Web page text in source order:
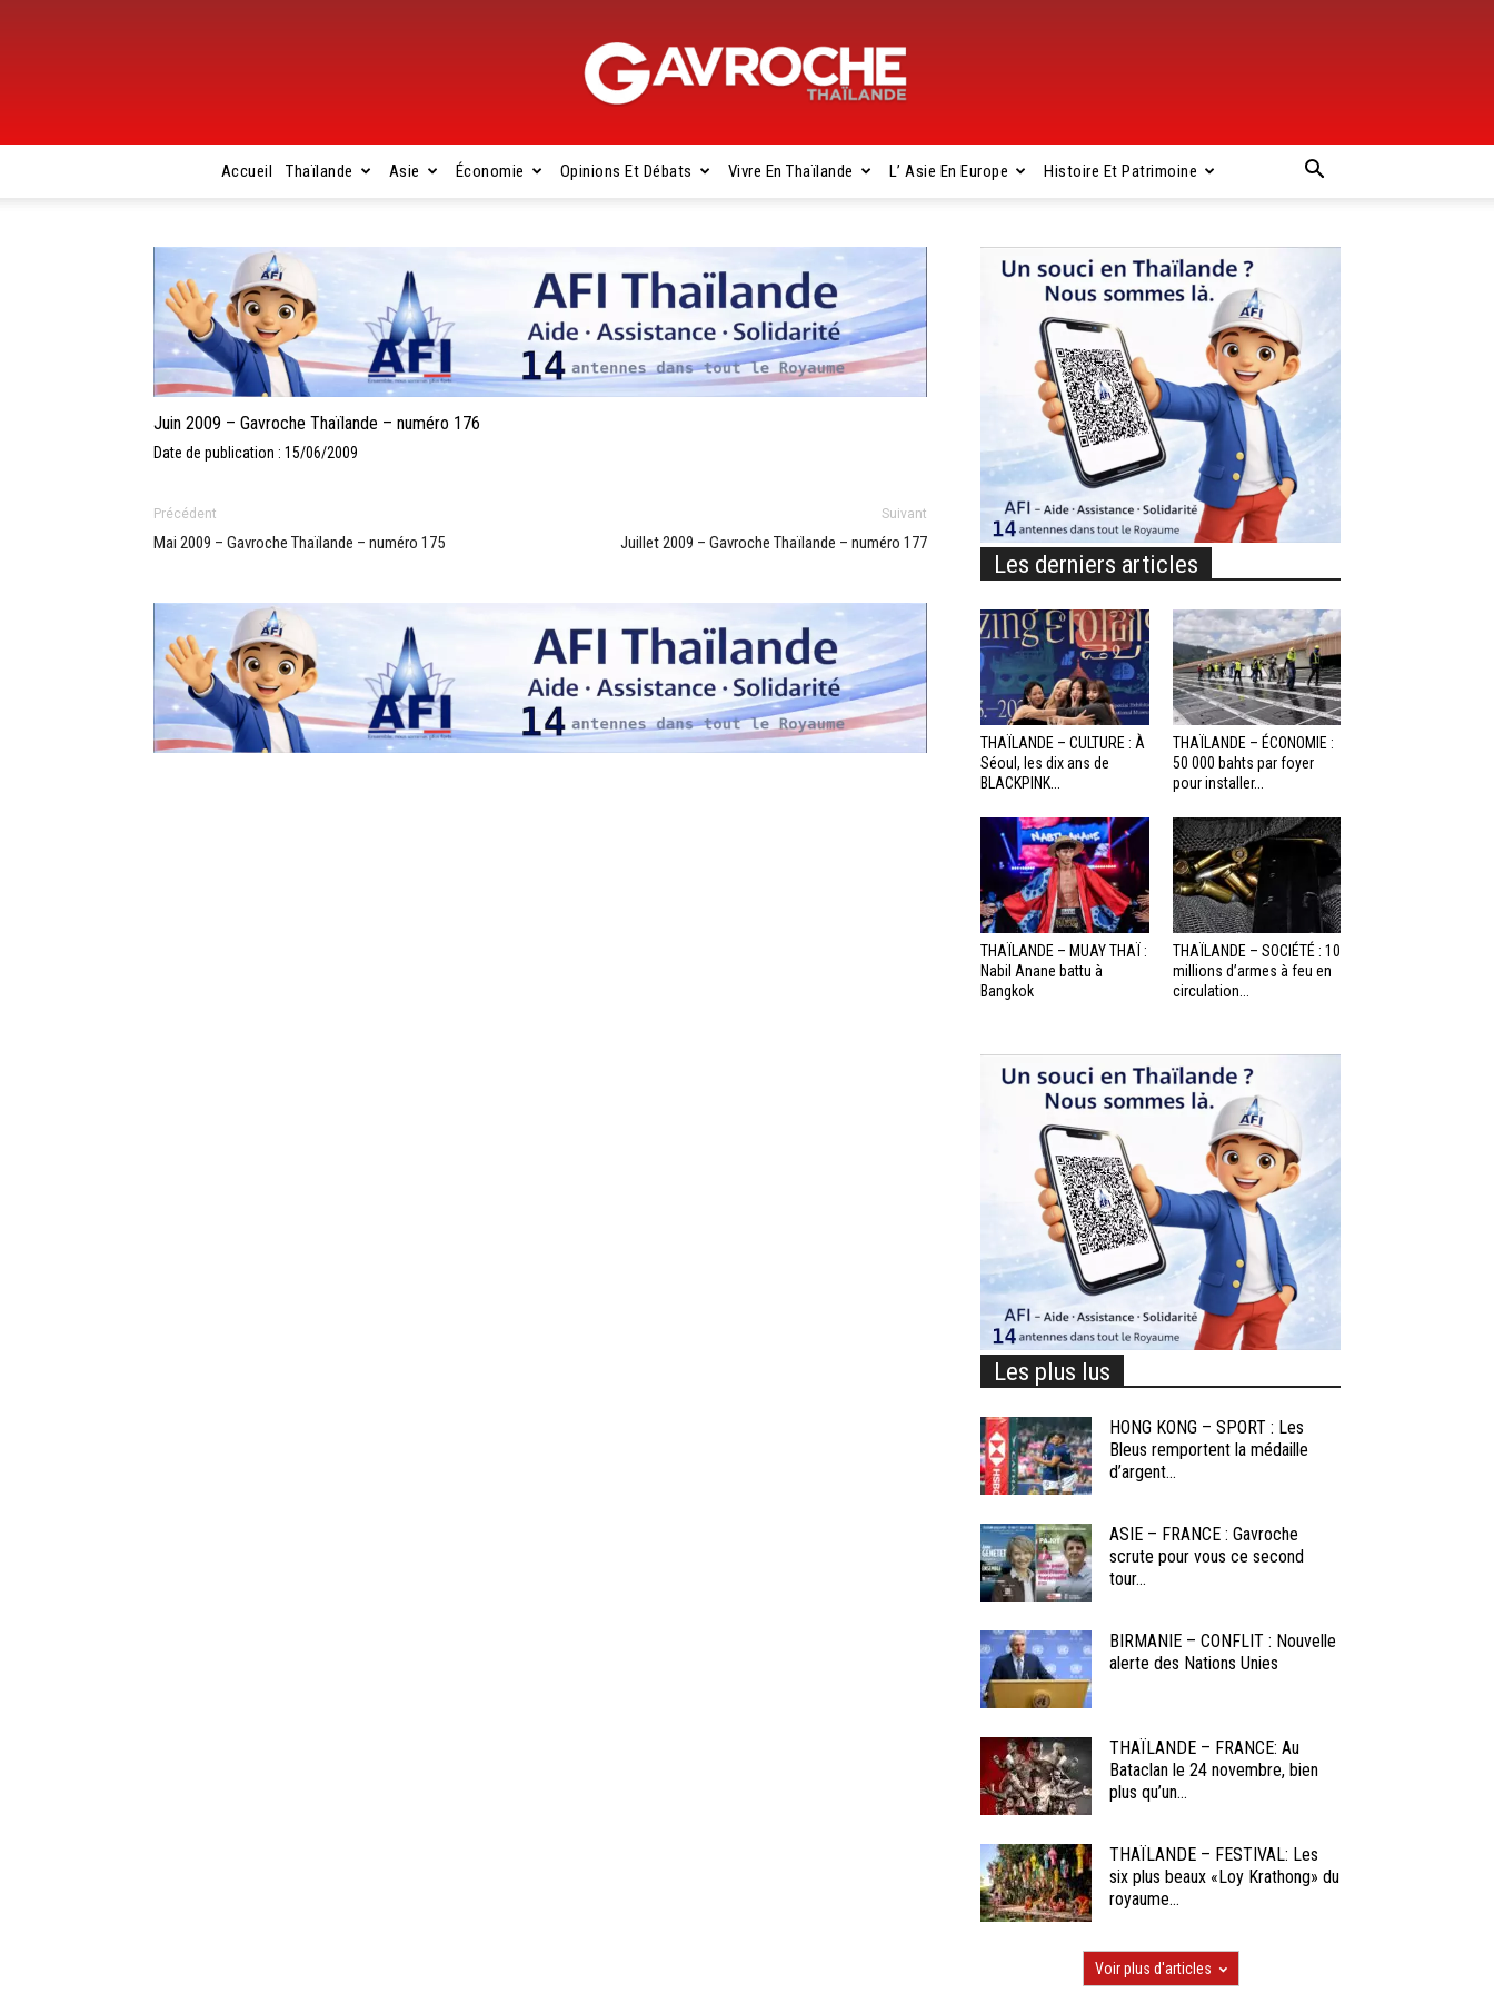
Gavroche
Thaïlande
Accueil Thaïlande Asie Économie Opinions Et Débats Vivre En Thaïlande L’ Asie En Europe Histoire Et Patrimoine
Juin 2009 – Gavroche Thaïlande – numéro 176
Date de publication : 15/06/2009
Précédent
Mai 2009 – Gavroche Thaïlande – numéro 175
Suivant
Juillet 2009 – Gavroche Thaïlande – numéro 177
Les derniers articles
THAÏLANDE – CULTURE : À
Séoul, les dix ans de
BLACKPINK...
THAÏLANDE – ÉCONOMIE :
50 000 bahts par foyer
pour installer...
THAÏLANDE – MUAY THAÏ :
Nabil Anane battu à
Bangkok
THAÏLANDE – SOCIÉTÉ : 10
millions d’armes à feu en
circulation...
Les plus lus
HONG KONG – SPORT : Les
Bleus remportent la médaille
d’argent...
ASIE – FRANCE : Gavroche
scrute pour vous ce second
tour...
BIRMANIE – CONFLIT : Nouvelle
alerte des Nations Unies
THAÏLANDE – FRANCE: Au
Bataclan le 24 novembre, bien
plus qu’un...
THAÏLANDE – FESTIVAL: Les
six plus beaux «Loy Krathong» du
royaume...
Voir plus d'articles